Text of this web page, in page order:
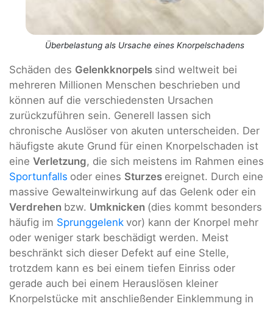
Überbelastung als Ursache eines Knorpelschadens
Schäden des Gelenkknorpels sind weltweit bei
mehreren Millionen Menschen beschrieben und
können auf die verschiedensten Ursachen
zurückzuführen sein. Generell lassen sich
chronische Auslöser von akuten unterscheiden. Der
häufigste akute Grund für einen Knorpelschaden ist
eine Verletzung, die sich meistens im Rahmen eines
Sportunfalls oder eines Sturzes ereignet. Durch eine
massive Gewalteinwirkung auf das Gelenk oder ein
Verdrehen bzw. Umknicken (dies kommt besonders
häufig im Sprunggelenk vor) kann der Knorpel mehr
oder weniger stark beschädigt werden. Meist
beschränkt sich dieser Defekt auf eine Stelle,
trotzdem kann es bei einem tiefen Einriss oder
gerade auch bei einem Herauslösen kleiner
Knorpelstücke mit anschließender Einklemmung in